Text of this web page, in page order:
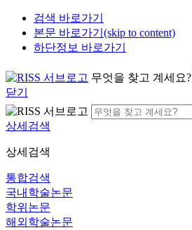
검색 바로가기
본문 바로가기(skip to content)
하단정보 바로가기
무엇을 찾고 계세요?
닫기
상세검색
상세검색
통합검색
국내학술논문
학위논문
해외학술논문